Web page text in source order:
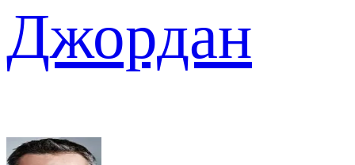
Джордан